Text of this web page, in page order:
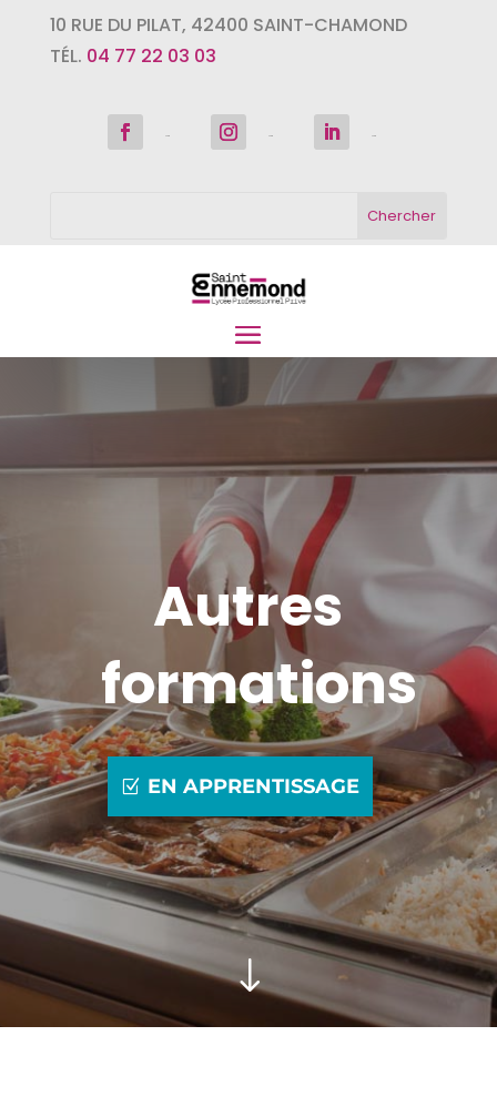
10 RUE DU PILAT, 42400 SAINT-CHAMOND
TÉL. 04 77 22 03 03
Autres
formations
EN APPRENTISSAGE
"